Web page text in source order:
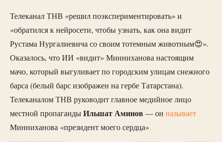
Телеканал ТНВ «решил поэкспериментировать» и
«обратился к нейросети, чтобы узнать, как она видит
Рустама Нургалиевича со своим тотемным животным😍».
Оказалось, что ИИ «видит» Минниханова настоящим
мачо, который выгуливает по городским улицам снежного
барса (белый барс изображен на гербе Татарстана).
Телеканалом ТНВ руководит главное медийное лицо
местной пропагандыИльшат Аминов — он называет
Минниханова «президент моего сердца».